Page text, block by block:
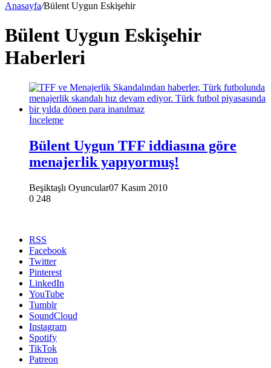
Anasayfa/Bülent Uygun Eskişehir
Bülent Uygun Eskişehir
Haberleri
İnceleme
Bülent Uygun TFF iddiasına göre
menajerlik yapıyormuş!
Beşiktaşlı Oyuncular07 Kasım 2010
0 248
RSS
Facebook
Twitter
Pinterest
LinkedIn
YouTube
Tumblr
SoundCloud
Instagram
Spotify
TikTok
Patreon